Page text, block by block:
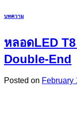
บทความ
หลอดLED
Double-End
Posted on February